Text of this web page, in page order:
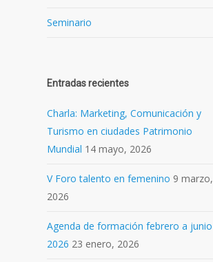
Seminario
Entradas recientes
Charla: Marketing, Comunicación y
Turismo en ciudades Patrimonio
Mundial 14 mayo, 2026
V Foro talento en femenino 9 marzo,
2026
Agenda de formación febrero a junio
2026 23 enero, 2026